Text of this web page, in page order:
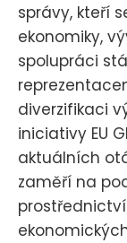
správy, kteří
ekonomiky,
spolupráci
diverzifikaci
iniciativy EU
aktuálních
zaměří na